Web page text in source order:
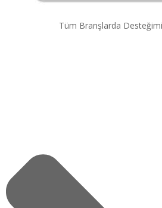
Tüm Branşlarda